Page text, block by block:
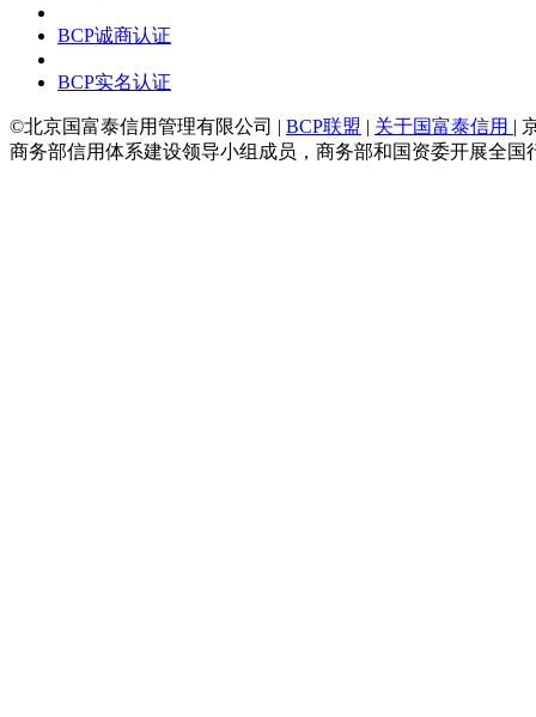
BCP诚商认证
BCP实名认证
©北京国富泰信用管理有限公司 | BCP联盟 | 关于国富泰信用 |
商务部信用体系建设领导小组成员，商务部和国资委开展全国